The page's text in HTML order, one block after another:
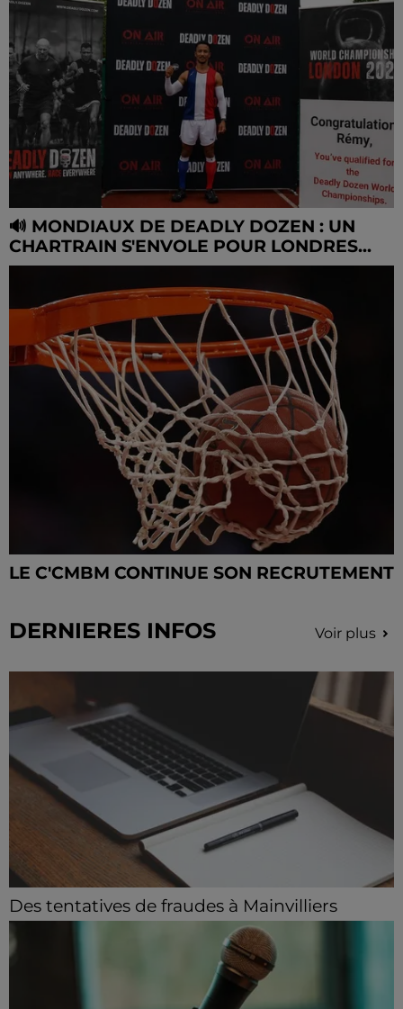
🔊 MONDIAUX DE DEADLY DOZEN : UN
CHARTRAIN S'ENVOLE POUR LONDRES...
LE C'CMBM CONTINUE SON RECRUTEMENT
DERNIERES INFOS Voir plus
Des tentatives de fraudes à Mainvilliers
Des personnes malveillantes tentent de voler vos
informations personnelles.